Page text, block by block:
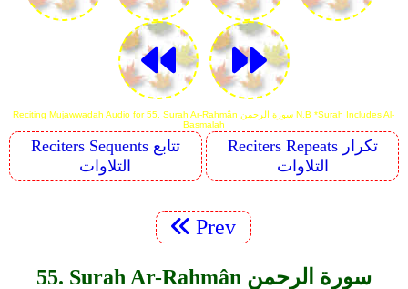
Reciting Mujawwadah Audio for 55. Surah Ar-Rahmân سورة الرحمن N.B *Surah Includes Al-
Basmalah
Reciters Sequents تتابع
التلاوات
Reciters Repeats تكرار
التلاوات
Prev
55. Surah Ar-Rahmân سورة الرحمن